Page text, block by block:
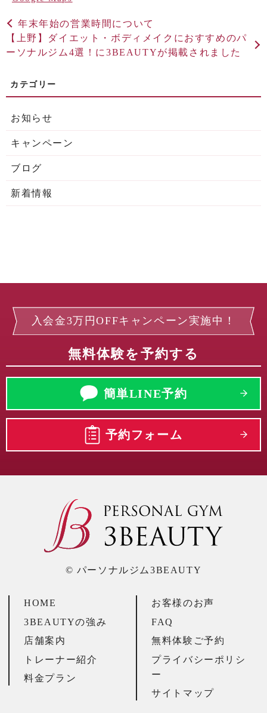
年末年始の営業時間について
【上野】ダイエット・ボディメイクにおすすめのパ
ーソナルジム4選！に3BEAUTYが掲載されました
お知らせ
キャンペーン
ブログ
新着情報
入会金3万円OFFキャンペーン実施中！
無料体験を予約する
簡単LINE予約
予約フォーム
© パーソナルジム3BEAUTY
HOME
3BEAUTYの強み
店舗案内
トレーナー紹介
料金プラン
お客様のお声
FAQ
無料体験ご予約
プライバシーポリシ
ー
サイトマップ